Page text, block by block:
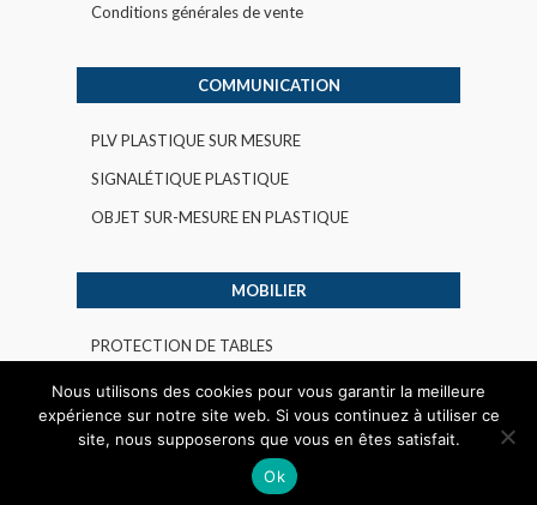
Conditions générales de vente
COMMUNICATION
PLV PLASTIQUE SUR MESURE
SIGNALÉTIQUE PLASTIQUE
OBJET SUR-MESURE EN PLASTIQUE
MOBILIER
PROTECTION DE TABLES
AMENAGEMENT PLASTIQUE INTERIEUR
INDUSTRIEL
© All rights reserved 2015 - HARLOR PLASTIC
Nous utilisons des cookies pour vous garantir la meilleure
expérience sur notre site web. Si vous continuez à utiliser ce
site, nous supposerons que vous en êtes satisfait.
Ok